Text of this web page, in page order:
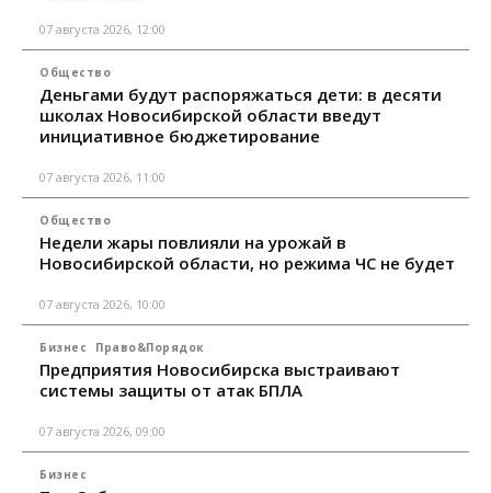
07 августа 2026, 12:00
Общество
Деньгами будут распоряжаться дети: в десяти
школах Новосибирской области введут
инициативное бюджетирование
07 августа 2026, 11:00
Общество
Недели жары повлияли на урожай в
Новосибирской области, но режима ЧС не будет
07 августа 2026, 10:00
Бизнес Право&Порядок
Предприятия Новосибирска выстраивают
системы защиты от атак БПЛА
07 августа 2026, 09:00
Бизнес